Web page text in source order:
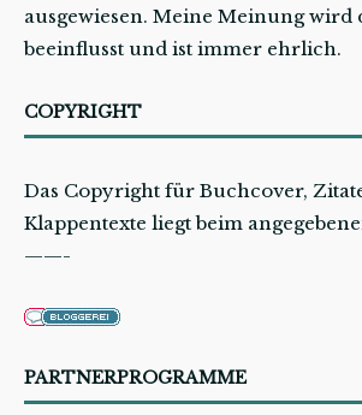
ausgewiesen. Meine Meinung wird
beeinflusst und ist immer ehrlich.
COPYRIGHT
Das Copyright für Buchcover,
Klappentexte liegt beim
——-
PARTNERPROGRAMME